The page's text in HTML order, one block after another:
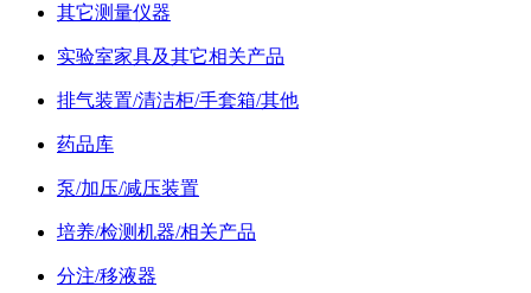
其它测量仪器
实验室家具及其它相关产品
排气装置/清洁柜/手套箱/其他
药品库
泵/加压/减压装置
培养/检测机器/相关产品
分注/移液器